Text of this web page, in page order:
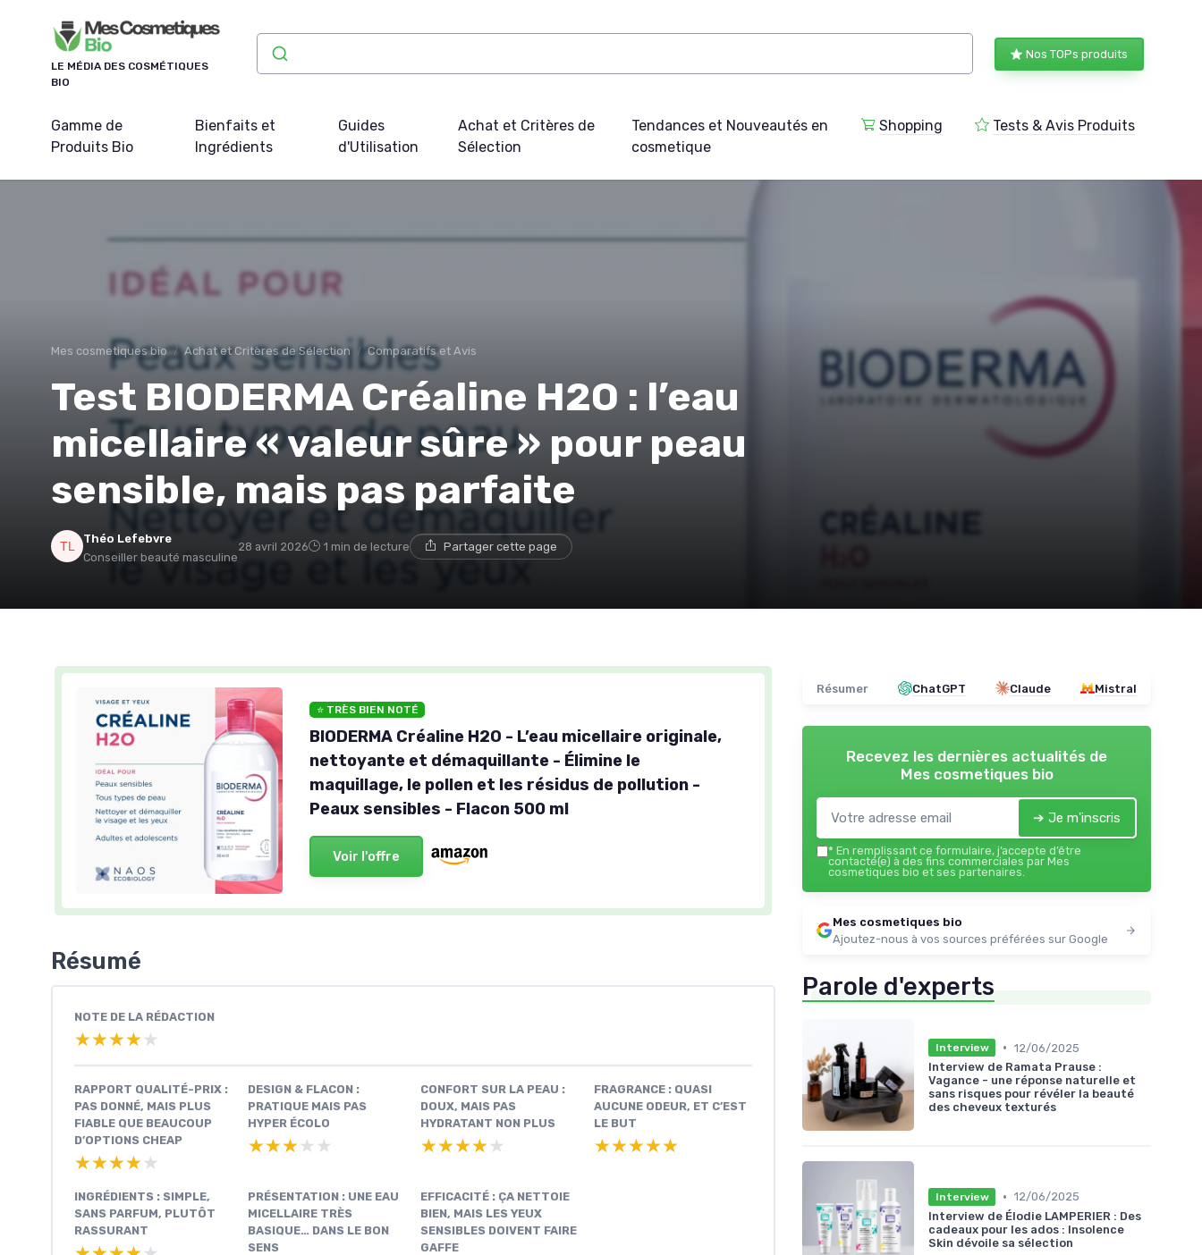
LE MÉDIA DES COSMÉTIQUES
BIO
Nos TOPs produits
Gamme de
Produits Bio
Bienfaits et
Ingrédients
Guides
d'Utilisation
Achat et Critères de
Sélection
Tendances et Nouveautés en
cosmetique
Shopping Tests & Avis Produits
Mes cosmetiques bio Achat et Critères de Sélection Comparatifs et Avis
Test BIODERMA Créaline H2O : l’eau
micellaire « valeur sûre » pour peau
sensible, mais pas parfaite
Théo Lefebvre
Conseiller beauté masculine
28 avril 2026 1 min de lecture Partager cette page
⭐ TRÈS BIEN NOTÉ
BIODERMA Créaline H2O - L’eau micellaire originale,
nettoyante et démaquillante - Élimine le
maquillage, le pollen et les résidus de pollution -
Peaux sensibles - Flacon 500 ml
Voir l'offre
Résumé
NOTE DE LA RÉDACTION
★★★★★
★★★★★
RAPPORT QUALITÉ-PRIX :
PAS DONNÉ, MAIS PLUS
FIABLE QUE BEAUCOUP
D’OPTIONS CHEAP
★★★★★
★★★★★
DESIGN & FLACON :
PRATIQUE MAIS PAS
HYPER ÉCOLO
★★★★★
★★★★★
CONFORT SUR LA PEAU :
DOUX, MAIS PAS
HYDRATANT NON PLUS
★★★★★
★★★★★
FRAGRANCE : QUASI
AUCUNE ODEUR, ET C’EST
LE BUT
★★★★★
★★★★★
INGRÉDIENTS : SIMPLE,
SANS PARFUM, PLUTÔT
RASSURANT
PRÉSENTATION : UNE EAU
MICELLAIRE TRÈS
BASIQUE… DANS LE BON
SENS
EFFICACITÉ : ÇA NETTOIE
BIEN, MAIS LES YEUX
SENSIBLES DOIVENT FAIRE
GAFFE
Résumer ChatGPT Claude Mistral
Recevez les dernières actualités de
Mes cosmetiques bio
➔ Je m'inscris
* En remplissant ce formulaire, j’accepte d’être
contacté(e) à des fins commerciales par Mes
cosmetiques bio et ses partenaires.
Mes cosmetiques bio
Ajoutez-nous à vos sources préférées sur Google
Parole d'experts
Interview • 12/06/2025
Interview de Ramata Prause :
Vagance - une réponse naturelle et
sans risques pour révéler la beauté
des cheveux texturés
Interview • 12/06/2025
Interview de Élodie LAMPERIER : Des
cadeaux pour les ados : Insolence
Skin dévoile sa sélection